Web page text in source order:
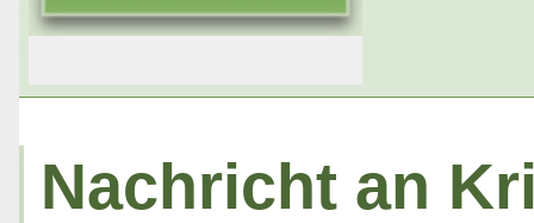
Nachricht an